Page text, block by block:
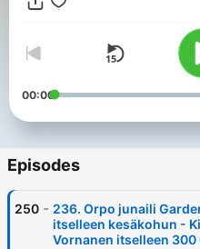
00:00
Episodes
250 - 236. Orpo junaili
itselleen kesäkohun -
Vornanen itselleen 300